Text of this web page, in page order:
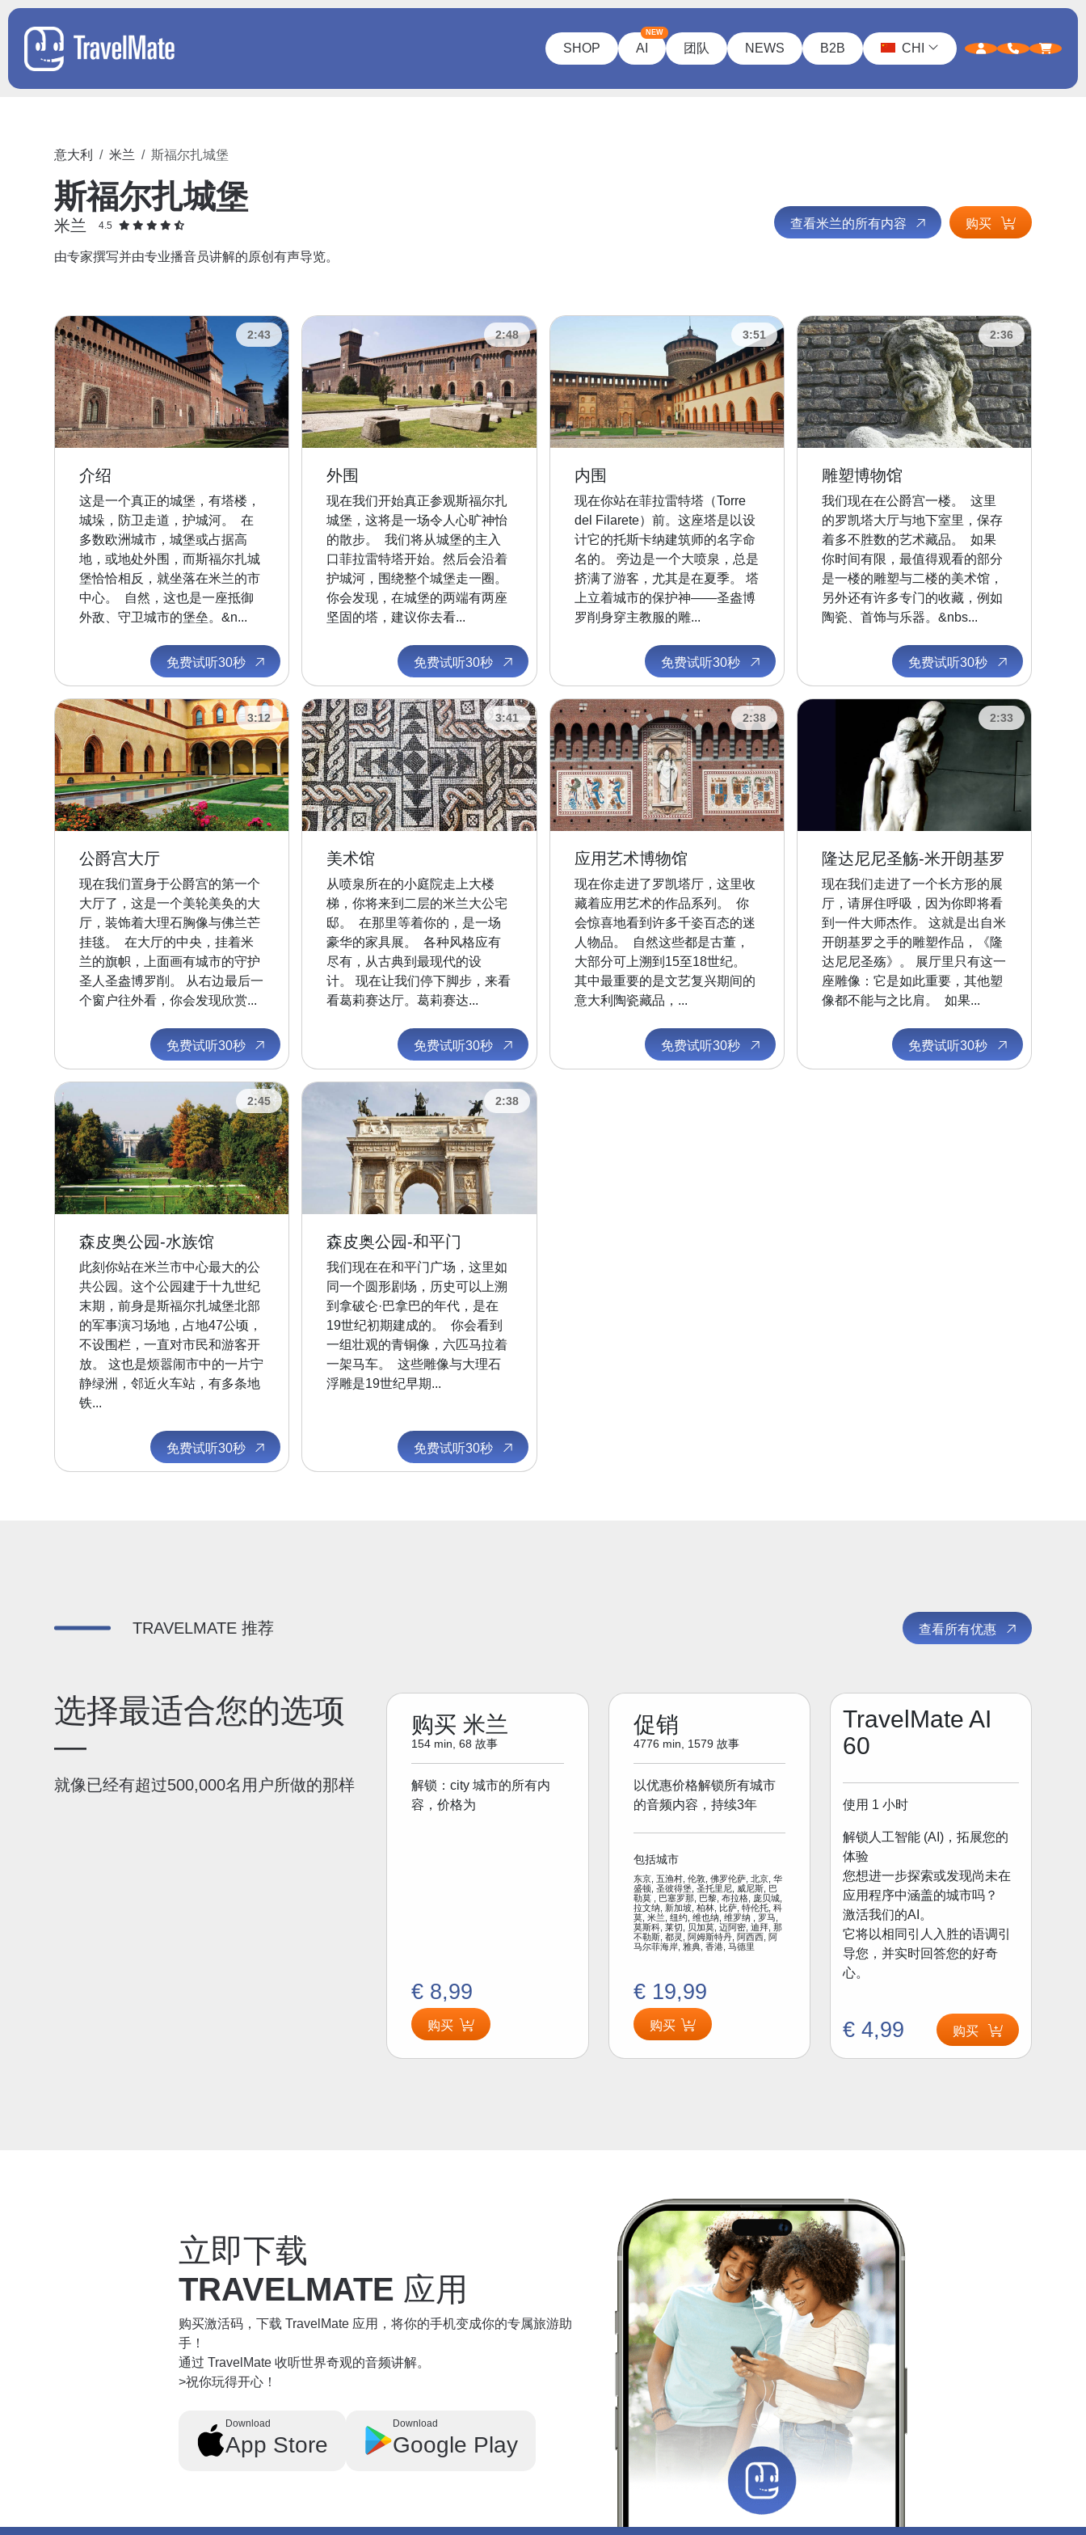
SHOP AI
NEW
团队 NEWS B2B CHI
意大利 米兰 斯福尔扎城堡
斯福尔扎城堡
米兰 4.5
由专家撰写并由专业播音员讲解的原创有声导览。
查看米兰的所有内容 购买
2:43
介绍
这是一个真正的城堡，有塔楼，
城垛，防卫走道，护城河。 在
多数欧洲城市，城堡或占据高
地，或地处外围，而斯福尔扎城
堡恰恰相反，就坐落在米兰的市
中心。 自然，这也是一座抵御
外敌、守卫城市的堡垒。&n...
免费试听30秒
2:48
外围
现在我们开始真正参观斯福尔扎
城堡，这将是一场令人心旷神怡
的散步。 我们将从城堡的主入
口菲拉雷特塔开始。然后会沿着
护城河，围绕整个城堡走一圈。
你会发现，在城堡的两端有两座
坚固的塔，建议你去看...
免费试听30秒
3:51
内围
现在你站在菲拉雷特塔（Torre
del Filarete）前。这座塔是以设
计它的托斯卡纳建筑师的名字命
名的。 旁边是一个大喷泉，总是
挤满了游客，尤其是在夏季。 塔
上立着城市的保护神——圣盎博
罗削身穿主教服的雕...
免费试听30秒
2:36
雕塑博物馆
我们现在在公爵宫一楼。 这里
的罗凯塔大厅与地下室里，保存
着多不胜数的艺术藏品。 如果
你时间有限，最值得观看的部分
是一楼的雕塑与二楼的美术馆，
另外还有许多专门的收藏，例如
陶瓷、首饰与乐器。&nbs...
免费试听30秒
3:12
公爵宫大厅
现在我们置身于公爵宫的第一个
大厅了，这是一个美轮美奂的大
厅，装饰着大理石胸像与佛兰芒
挂毯。 在大厅的中央，挂着米
兰的旗帜，上面画有城市的守护
圣人圣盎博罗削。 从右边最后一
个窗户往外看，你会发现欣赏...
免费试听30秒
3:41
美术馆
从喷泉所在的小庭院走上大楼
梯，你将来到二层的米兰大公宅
邸。 在那里等着你的，是一场
豪华的家具展。 各种风格应有
尽有，从古典到最现代的设
计。 现在让我们停下脚步，来看
看葛莉赛达厅。葛莉赛达...
免费试听30秒
2:38
应用艺术博物馆
现在你走进了罗凯塔厅，这里收
藏着应用艺术的作品系列。 你
会惊喜地看到许多千姿百态的迷
人物品。 自然这些都是古董，
大部分可上溯到15至18世纪。
其中最重要的是文艺复兴期间的
意大利陶瓷藏品，...
免费试听30秒
2:33
隆达尼尼圣觞-米开朗基罗
现在我们走进了一个长方形的展
厅，请屏住呼吸，因为你即将看
到一件大师杰作。 这就是出自米
开朗基罗之手的雕塑作品，《隆
达尼尼圣殇》。 展厅里只有这一
座雕像：它是如此重要，其他塑
像都不能与之比肩。 如果...
免费试听30秒
2:45
森皮奥公园-水族馆
此刻你站在米兰市中心最大的公
共公园。这个公园建于十九世纪
末期，前身是斯福尔扎城堡北部
的军事演习场地，占地47公顷，
不设围栏，一直对市民和游客开
放。 这也是烦嚣闹市中的一片宁
静绿洲，邻近火车站，有多条地
铁...
免费试听30秒
2:38
森皮奥公园-和平门
我们现在在和平门广场，这里如
同一个圆形剧场，历史可以上溯
到拿破仑·巴拿巴的年代，是在
19世纪初期建成的。 你会看到
一组壮观的青铜像，六匹马拉着
一架马车。 这些雕像与大理石
浮雕是19世纪早期...
免费试听30秒
TRAVELMATE 推荐 查看所有优惠
选择最适合您的选项
—
就像已经有超过500,000名用户所做的那样
购买 米兰
154 min, 68 故事
解锁：city 城市的所有内
容，价格为
€ 8,99
购买
促销
4776 min, 1579 故事
以优惠价格解锁所有城市
的音频内容，持续3年
包括城市
东京, 五渔村, 伦敦, 佛罗伦萨, 北京, 华
盛顿, 圣彼得堡, 圣托里尼, 威尼斯, 巴
勒莫 , 巴塞罗那, 巴黎, 布拉格, 庞贝城,
拉文纳, 新加坡, 柏林, 比萨, 特伦托, 科
莫, 米兰, 纽约, 维也纳, 维罗纳 , 罗马,
莫斯科, 莱切, 贝加莫, 迈阿密, 迪拜, 那
不勒斯, 都灵, 阿姆斯特丹, 阿西西, 阿
马尔菲海岸, 雅典, 香港, 马德里
€ 19,99
购买
TravelMate AI
60
使用 1 小时
解锁人工智能 (AI)，拓展您的
体验
您想进一步探索或发现尚未在
应用程序中涵盖的城市吗？
激活我们的AI。
它将以相同引人入胜的语调引
导您，并实时回答您的好奇
心。
€ 4,99 购买
立即下载
TRAVELMATE 应用
购买激活码，下载 TravelMate 应用，将你的手机变成你的专属旅游助
手！
通过 TravelMate 收听世界奇观的音频讲解。
>祝你玩得开心！
Download
App Store
Download
Google Play